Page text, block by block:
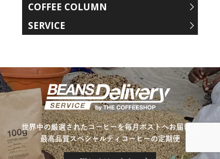
COFFEE COLUMN
SERVICE
世界中の厳選されたコーヒーを毎月ポストへお届け！
最高品質スペシャルティコーヒーの定期便